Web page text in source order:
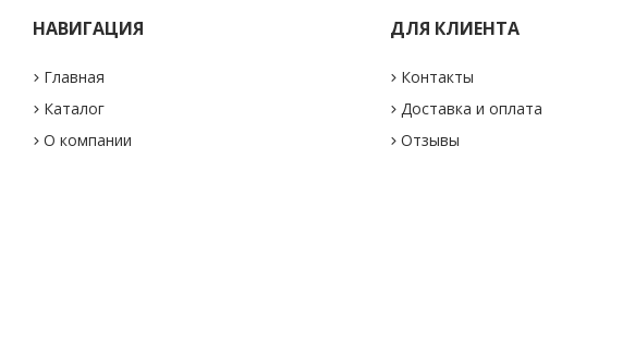
НАВИГАЦИЯ
Главная
Каталог
О компании
ДЛЯ КЛИЕНТА
Контакты
Доставка и оплата
Отзывы